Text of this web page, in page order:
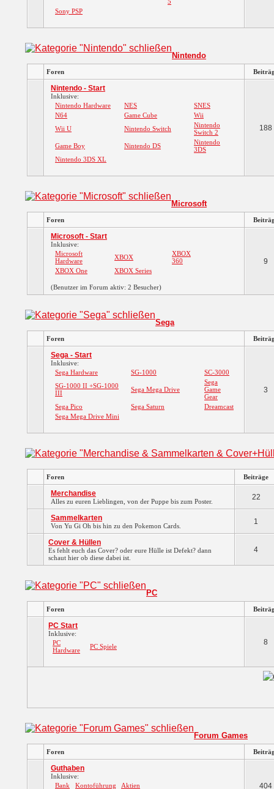
Sony PSP
Nintendo
Foren
Nintendo - Start
Inklusive:
Nintendo Hardware
NES
SNES
N64
Game Cube
Wii
Wii U
Nintendo Switch
Nintendo
Switch 2
Game Boy
Nintendo DS
Nintendo
3DS
Nintendo 3DS XL
188
Microsoft
Foren
Microsoft - Start
Inklusive:
Microsoft
Hardware
XBOX
XBOX
360
XBOX One
XBOX Series
(Benutzer im Forum aktiv: 2 Besucher)
9
Sega
Foren
Sega - Start
Inklusive:
Sega Hardware
SG-1000
SC-3000
SG-1000 II +SG-1000
III
Sega Mega Drive
Sega
Game
Gear
Sega Pico
Sega Saturn
Dreamcast
Sega Mega Drive Mini
3
Foren Beiträge
Merchandise
Alles zu euren Lieblingen, von der Puppe bis zum Poster. 22
Sammelkarten
Von Yu Gi Oh bis hin zu den Pokemon Cards. 1
Cover & Hüllen
Es fehlt euch das Cover? oder eure Hülle ist Defekt? dann
schaut hier ob diese dabei ist.
4
PC
Foren
PC Start
Inklusive:
PC
Hardware
PC Spiele 8
Forum Games
Foren
Guthaben
Inklusive:
Bank
Kontoführung Aktien 404